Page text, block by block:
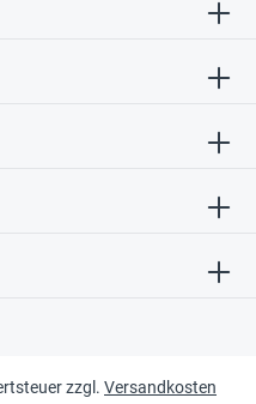
zzgl. Versandkosten